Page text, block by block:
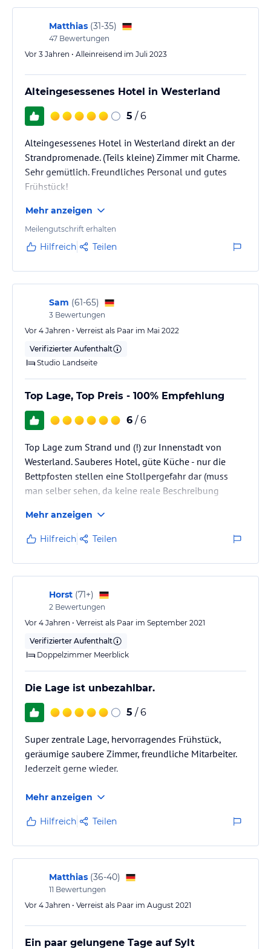
natürlich zu bevorzugen. Direkt…
Matthias (31-35)
47 Bewertungen
Vor 3 Jahren • Alleinreisend im Juli 2023
Alteingesessenes Hotel in Westerland
5 / 6
Alteingesessenes Hotel in Westerland direkt an der
Strandpromenade. (Teils kleine) Zimmer mit Charme.
Sehr gemütlich. Freundliches Personal und gutes
Frühstück!
Mehr anzeigen
Meilengutschrift erhalten
Hilfreich Teilen
Sam (61-65)
3 Bewertungen
Vor 4 Jahren • Verreist als Paar im Mai 2022
Verifizierter Aufenthalt
Studio Landseite
Top Lage, Top Preis - 100% Empfehlung
6 / 6
Top Lage zum Strand und (!) zur Innenstadt von
Westerland. Sauberes Hotel, güte Küche - nur die
Bettpfosten stellen eine Stollpergefahr dar (muss
man selber sehen, da keine reale Beschreibung
Mehr anzeigen
Hilfreich Teilen
Horst (71+)
2 Bewertungen
Vor 4 Jahren • Verreist als Paar im September 2021
Verifizierter Aufenthalt
Doppelzimmer Meerblick
Die Lage ist unbezahlbar.
5 / 6
Super zentrale Lage, hervorragendes Frühstück,
geräumige saubere Zimmer, freundliche Mitarbeiter.
Jederzeit gerne wieder.
Mehr anzeigen
Hilfreich Teilen
Matthias (36-40)
11 Bewertungen
Vor 4 Jahren • Verreist als Paar im August 2021
Ein paar gelungene Tage auf Sylt